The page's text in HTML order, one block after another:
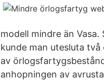
modell mindre än
kunde man utesluta
av
anhopningen av